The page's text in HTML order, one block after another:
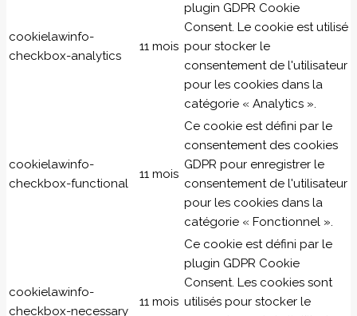
cookielawinfo-
checkbox-analytics
11 mois
plugin GDPR Cookie
Consent. Le cookie est utilisé
pour stocker le
consentement de l'utilisateur
pour les cookies dans la
catégorie « Analytics ».
cookielawinfo-
checkbox-functional
11 mois
Ce cookie est défini par le
consentement des cookies
GDPR pour enregistrer le
consentement de l'utilisateur
pour les cookies dans la
catégorie « Fonctionnel ».
cookielawinfo-
checkbox-necessary
11 mois
Ce cookie est défini par le
plugin GDPR Cookie
Consent. Les cookies sont
utilisés pour stocker le